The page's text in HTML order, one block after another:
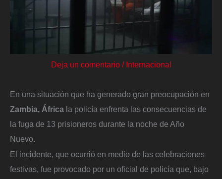
Deja un comentario / Internacional
En una situación que ha generado gran preocupación en
Zambia, África la policía enfrenta las consecuencias de
la fuga de 13 prisioneros durante la noche de Año
Nuevo.
El incidente, que ocurrió en medio de las celebraciones
festivas, fue provocado por un oficial de policía que, bajo